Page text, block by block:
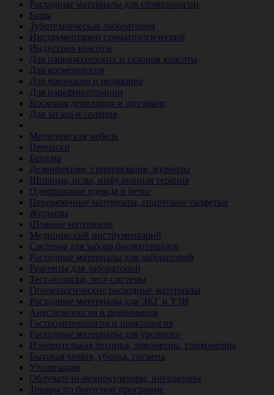
Расходные материалы для стоматологии
Боры
Зуботехническая лаборатория
Инструментарий стоматологический
Индустрия красоты
Для парикмахерских и салонов красоты
Для косметологов
Для маникюра и педикюра
Для парафинотерапии
Восковая депиляция и шугаринг
Для загара и солярия
Медицинская мебель
Перчатки
Бахилы
Дезинфекция, стерилизация, журналы
Шприцы, иглы, инфузионная терапия
Одноразовые одежда и белье
Перевязочные материалы, спиртовые салфетки
Журналы
Шовные материалы
Медицинский инструментарий
Системы для забора биоматериалов
Расходные материалы для лабораторий
Реагенты для лабораторий
Тест-полоски, тест-системы
Гинекологические расходные материалы
Расходные материалы для ЭКГ и УЗИ
Анестезиология и реанимация
Гастроэнтерология и проктология
Расходные материалы для урологии
Измерительная техника, тонометры, глюкометры
Бытовая химия, уборка, гигиена
Утилизация
Облучатели-рециркуляторы, ингаляторы
Товары по бонусной программе